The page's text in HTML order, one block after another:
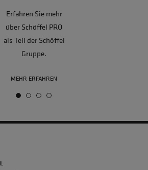
Erfahren Sie mehr
über Schöffel PRO
als Teil der Schöffel
Gruppe.
MEHR ERFAHREN